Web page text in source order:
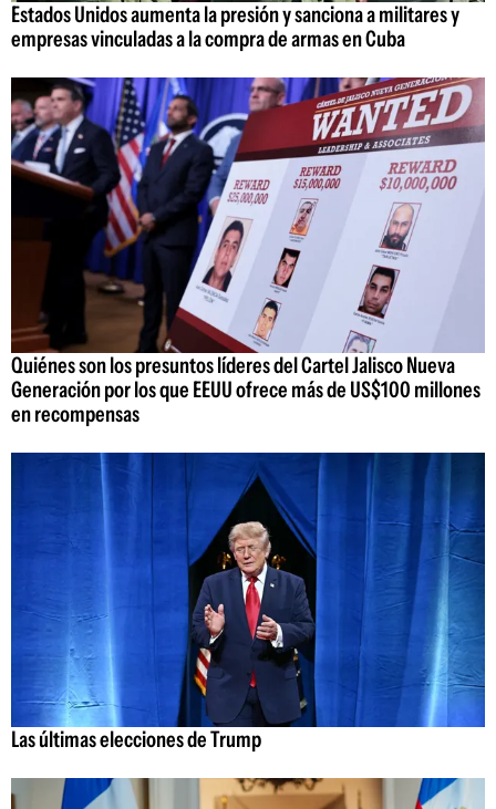
Estados Unidos aumenta la presión y sanciona a militares y
empresas vinculadas a la compra de armas en Cuba
Quiénes son los presuntos líderes del Cartel Jalisco Nueva
Generación por los que EEUU ofrece más de US$100 millones
en recompensas
Las últimas elecciones de Trump